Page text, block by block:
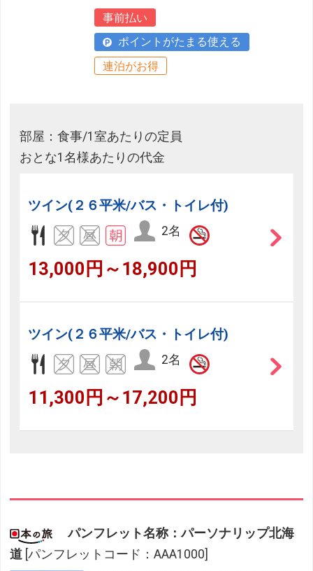
事前払い
ポイントがたまる使える
連泊がお得
部屋：食事/1室あたりの定員
おとな1名様あたりの代金
ツイン(２６平米/バス・トイレ付)
2名
13,000円～18,900円
ツイン(２６平米/バス・トイレ付)
2名
11,300円～17,200円
パンフレット名称：パーソナリップ北海
道 [パンフレットコード：AAA1000]